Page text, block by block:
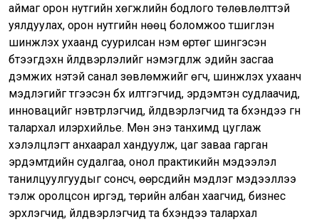
аймаг орон нутгийн хөгжлийн бодлого төлөвлөлттэй
уялдуулах, орон нутгийн нөөц боломжоо түшиглэн
шинжлэх ухаанд суурилсан нэмүү өртөг шингэсэн
бүтээгдэхүүн үйлдвэрлэлийг нэмэгдүүлж эдийн засгаа
дэмжих үнэтэй санал зөвлөмжийг өгч, шинжлэх ухаанч
мэдлэгийг түгээсэн бүх илтгэгчид, эрдэмтэн судлаачид,
инновацийг нэвтрүүлэгчид, үйлдвэрлэгчид та бүхэндээ гүн
талархал илэрхийлье. Мөн энэ танхимд цуглаж
хэлэлцүүлэгт анхаарал хандуулж, цаг заваа гарган
эрдэмтдийн судалгаа, онол практикийн мэдээлэл
танилцуулгуудыг сонсч, өөрсдийн мэдлэг мэдээллээ
тэлж оролцсон иргэд, төрийн албан хаагчид, бизнес
эрхлэгчид, үйлдвэрлэгчид та бүхэндээ талархал